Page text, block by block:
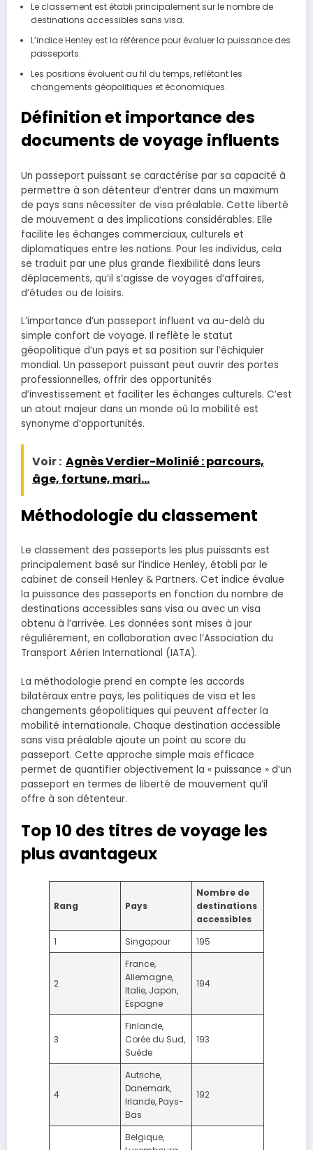
Le classement est établi principalement sur le nombre de
destinations accessibles sans visa.
L’indice Henley est la référence pour évaluer la puissance des
passeports.
Les positions évoluent au fil du temps, reflétant les
changements géopolitiques et économiques.
Définition et importance des
documents de voyage influents
Un passeport puissant se caractérise par sa capacité à
permettre à son détenteur d’entrer dans un maximum
de pays sans nécessiter de visa préalable. Cette liberté
de mouvement a des implications considérables. Elle
facilite les échanges commerciaux, culturels et
diplomatiques entre les nations. Pour les individus, cela
se traduit par une plus grande flexibilité dans leurs
déplacements, qu’il s’agisse de voyages d’affaires,
d’études ou de loisirs.
L’importance d’un passeport influent va au-delà du
simple confort de voyage. Il reflète le statut
géopolitique d’un pays et sa position sur l’échiquier
mondial. Un passeport puissant peut ouvrir des portes
professionnelles, offrir des opportunités
d’investissement et faciliter les échanges culturels. C’est
un atout majeur dans un monde où la mobilité est
synonyme d’opportunités.
Voir : Agnès Verdier-Molinié : parcours,
âge, fortune, mari...
Méthodologie du classement
Le classement des passeports les plus puissants est
principalement basé sur l’indice Henley, établi par le
cabinet de conseil Henley & Partners. Cet indice évalue
la puissance des passeports en fonction du nombre de
destinations accessibles sans visa ou avec un visa
obtenu à l’arrivée. Les données sont mises à jour
régulièrement, en collaboration avec l’Association du
Transport Aérien International (IATA).
La méthodologie prend en compte les accords
bilatéraux entre pays, les politiques de visa et les
changements géopolitiques qui peuvent affecter la
mobilité internationale. Chaque destination accessible
sans visa préalable ajoute un point au score du
passeport. Cette approche simple mais efficace
permet de quantifier objectivement la « puissance » d’un
passeport en termes de liberté de mouvement qu’il
offre à son détenteur.
Top 10 des titres de voyage les
plus avantageux
Rang Pays
Nombre de
destinations
accessibles
1
Singapour 195
2
France,
Allemagne,
Italie, Japon,
Espagne
194
3
Finlande,
Corée du Sud,
Suède
193
4
Autriche,
Danemark,
Irlande, Pays-
Bas
192
Belgique,